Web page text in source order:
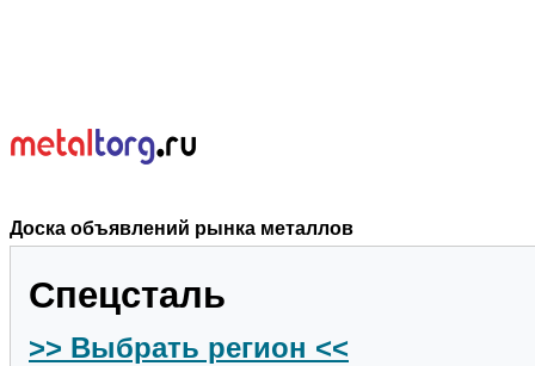
Доска объявлений рынка металлов
Спецсталь
>> Выбрать регион <<